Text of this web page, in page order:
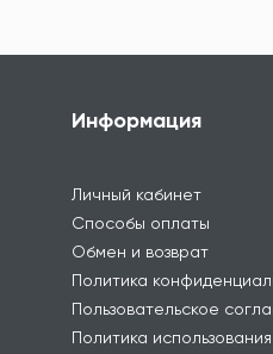
Информация
Личный кабинет
Способы оплаты
Обмен и возврат
Политика
Пользовательское
Политика